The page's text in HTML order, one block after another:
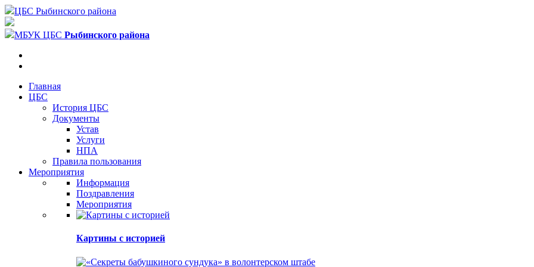
ЦБС Рыбинского района
МБУК ЦБС Рыбинского района
Главная
ЦБС
История ЦБС
Документы
Устав
Услуги
НПА
Правила пользования
Мероприятия
Информация
Поздравления
Мероприятия
Картины с историей